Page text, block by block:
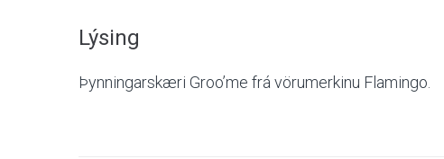
Lýsing
Þynningarskæri Groo’me frá vörumerkinu Flamingo.
Tölvupóstur